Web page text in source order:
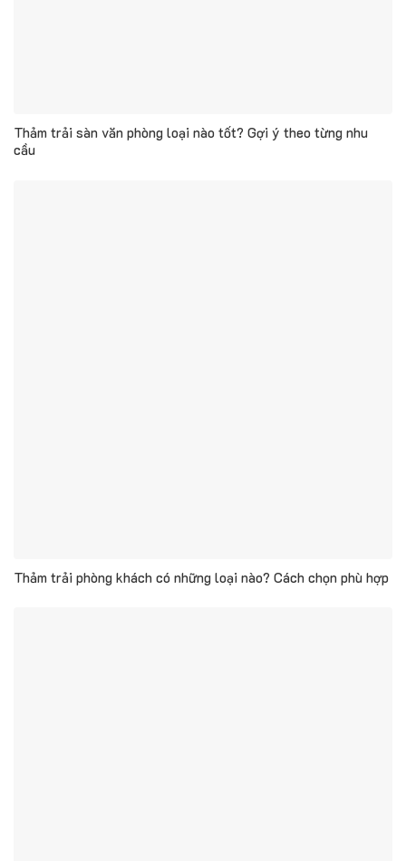
Thảm trải sàn văn phòng loại nào tốt? Gợi ý theo từng nhu
cầu
Thảm trải phòng khách có những loại nào? Cách chọn phù hợp